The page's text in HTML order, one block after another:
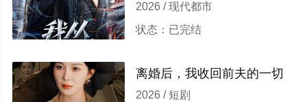
2026 / 现代都市
状态：已完结
离婚后，我收回前夫的一切
2026 / 短剧